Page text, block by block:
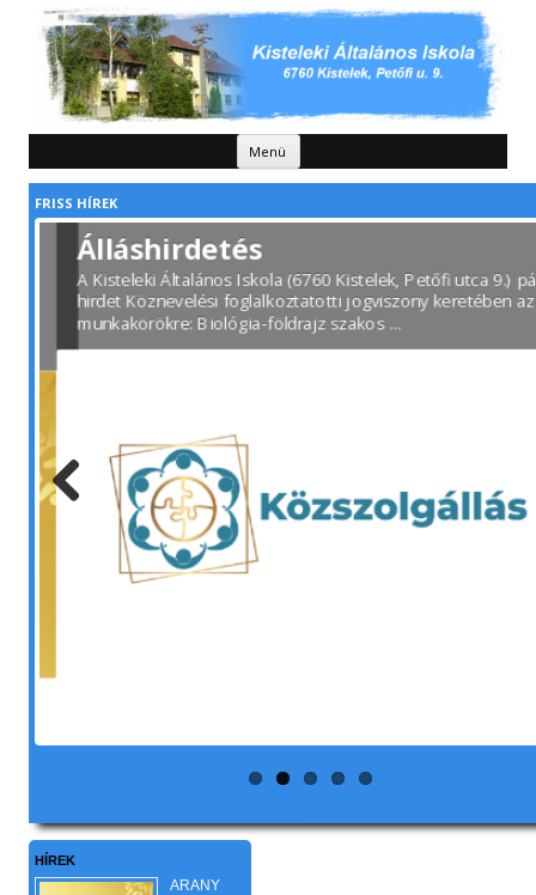
Menü Kilépés a tartalomba
FRISS HÍREK
Álláshirdetés
A Kisteleki Általános Iskola (6760 Kistelek, Petőfi utca 9.)
hirdet Köznevelési foglalkoztatotti jogviszony keretében az
munkakörökre: Biológia-földrajz szakos …
Previous
HÍREK
ARANY